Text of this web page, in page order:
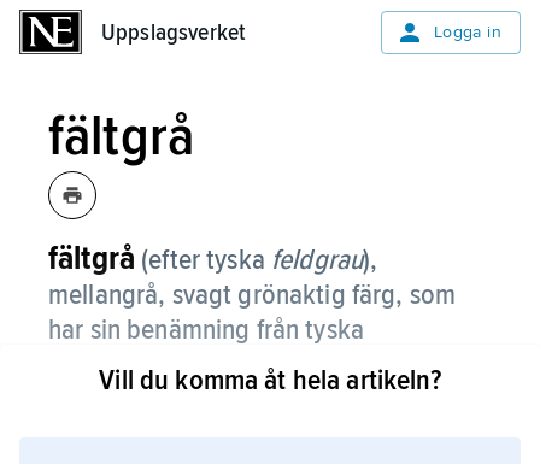
Uppslagsverket Logga in
fältgrå
fältgrå (efter tyska feldgrau),
mellangrå, svagt grönaktig färg, som
har sin benämning från tyska
fältuniformer under första världskriget.
Vill du komma åt hela artikeln?